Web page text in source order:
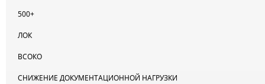
500+
ЛОК
ВСОКО
СНИЖЕНИЕ ДОКУМЕНТАЦИОННОЙ НАГРУЗКИ